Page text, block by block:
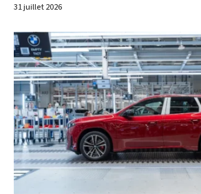
31 juillet 2026
© BMW